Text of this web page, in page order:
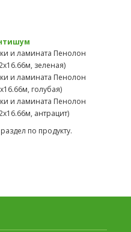
и ламината Пенолон
зеленая)
и ламината Пенолон
голубая)
и ламината Пенолон
антрацит)
по продукту.